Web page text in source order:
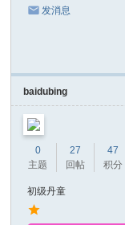
发消息
baidubing
0
主题
27
回帖
47
积分
初级丹童